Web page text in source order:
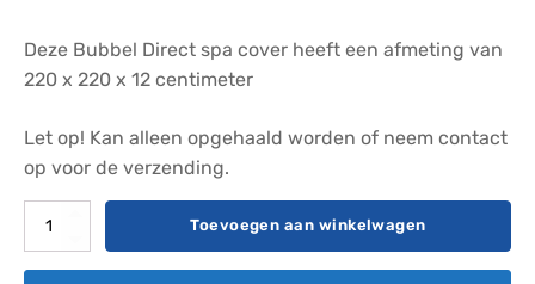
Deze Bubbel Direct spa cover heeft een afmeting van
220 x 220 x 12 centimeter
Let op! Kan alleen opgehaald worden of neem contact
op voor de verzending.
Spa
Cover
Toevoegen aan winkelwagen